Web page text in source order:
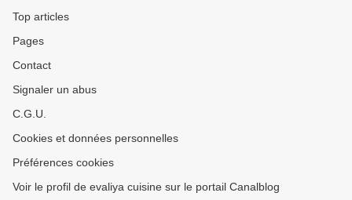
Top articles
Pages
Contact
Signaler un abus
C.G.U.
Cookies et données personnelles
Préférences cookies
Voir le profil de evaliya cuisine sur le portail Canalblog